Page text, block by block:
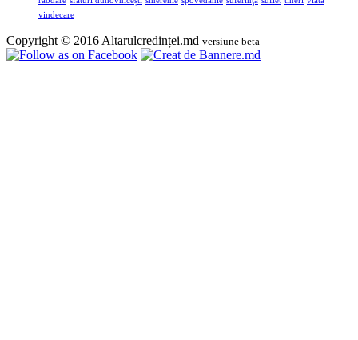
vindecare
Copyright © 2016 Altarulcredinței.md versiune beta